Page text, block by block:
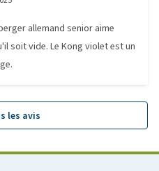
allemand senior aime
soit vide. Le Kong violet est un
les avis